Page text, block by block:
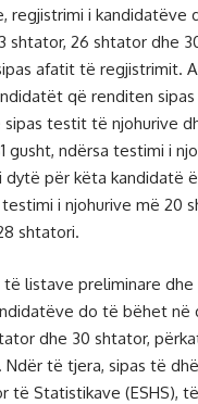
regjistrimi i kandidatëve
shtator, 26 shtator dhe
afatit të regjistrimit.
që renditen sipas
sipas testit të njohurive
gusht, ndërsa testimi i
për këta kandidatë
i njohurive më 20
shtatori.
të listave preliminare
do të bëhet në
dhe 30 shtator,
të tjera, sipas të
të Statistikave (ESHS),